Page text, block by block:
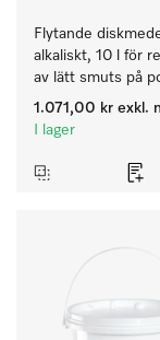
Flytande
alkaliskt, 10 l för
av lätt smuts på
bestick och glas.
1.071,00 kr exkl.
I lager